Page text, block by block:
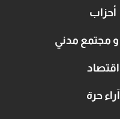
أحزاب
و مجتمع مدني
اقتصاد
آراء حرة